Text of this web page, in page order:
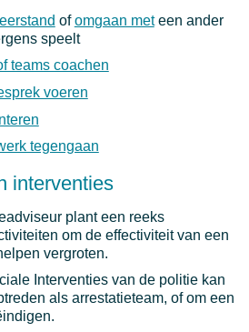
ofomgaan meteen ander
speelt
teams coachen
voeren
tegengaan
interventies
plant een reeks
om de effectiviteit van een
vergroten.
Interventies van de politie kan
als arrestatieteam, of om een